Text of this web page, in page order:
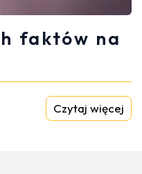
faktów na
Czytaj więcej